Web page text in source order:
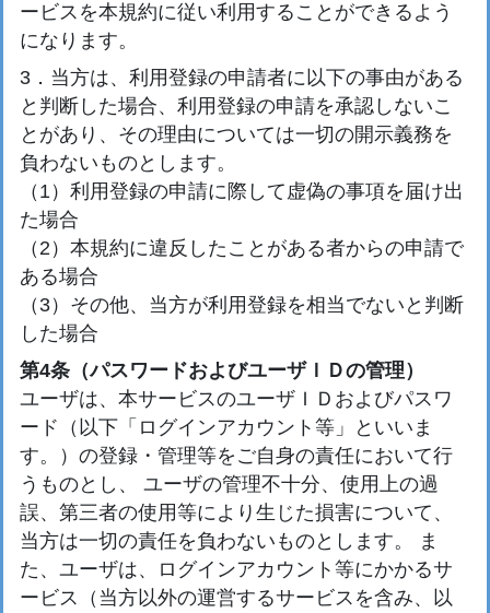
ービスを本規約に従い利用することができるよう
になります。
3．当方は、利用登録の申請者に以下の事由がある
と判断した場合、利用登録の申請を承認しないこ
とがあり、その理由については一切の開示義務を
負わないものとします。
（1）利用登録の申請に際して虚偽の事項を届け出
た場合
（2）本規約に違反したことがある者からの申請で
ある場合
（3）その他、当方が利用登録を相当でないと判断
した場合
第4条（パスワードおよびユーザＩＤの管理）
ユーザは、本サービスのユーザＩＤおよびパスワ
ード（以下「ログインアカウント等」といいま
す。）の登録・管理等をご自身の責任において行
うものとし、 ユーザの管理不十分、使用上の過
誤、第三者の使用等により生じた損害について、
当方は一切の責任を負わないものとします。 ま
た、ユーザは、ログインアカウント等にかかるサ
ービス（当方以外の運営するサービスを含み、以